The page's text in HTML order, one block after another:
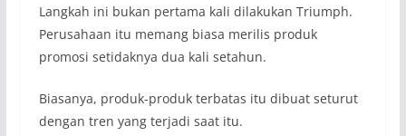
Langkah ini bukan pertama kali dilakukan Triumph.
Perusahaan itu memang biasa merilis produk
promosi setidaknya dua kali setahun.
Biasanya, produk-produk terbatas itu dibuat seturut
dengan tren yang terjadi saat itu.